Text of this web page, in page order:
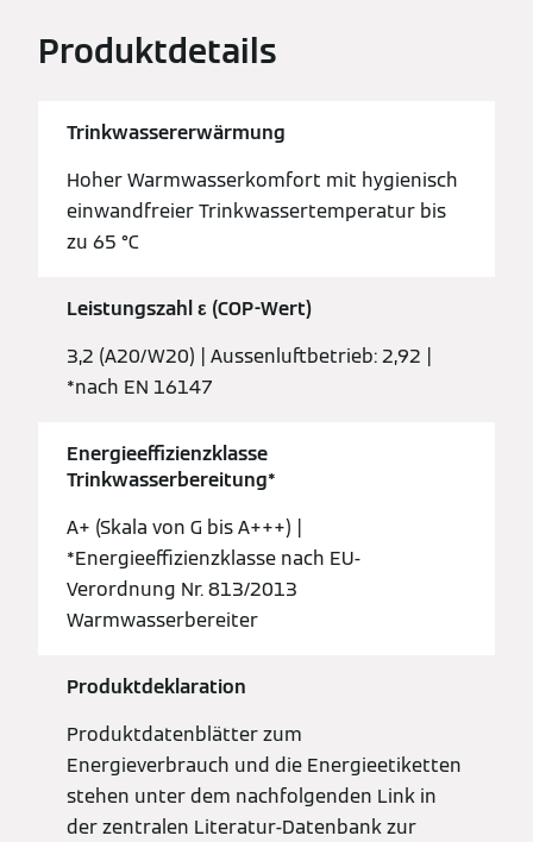
Produktdetails
Trinkwassererwärmung
Hoher Warmwasserkomfort mit hygienisch
einwandfreier Trinkwassertemperatur bis
zu 65 °C
Leistungszahl ε (COP-Wert)
3,2 (A20/W20) | Aussenluftbetrieb: 2,92 |
*nach EN 16147
Energieeffizienzklasse
Trinkwasserbereitung*
A+ (Skala von G bis A+++) |
*Energieeffizienzklasse nach EU-
Verordnung Nr. 813/2013
Warmwasserbereiter
Produktdeklaration
Produktdatenblätter zum
Energieverbrauch und die Energieetiketten
stehen unter dem nachfolgenden Link in
der zentralen Literatur-Datenbank zur